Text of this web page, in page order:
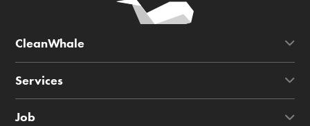
CleanWhale
Services
Job